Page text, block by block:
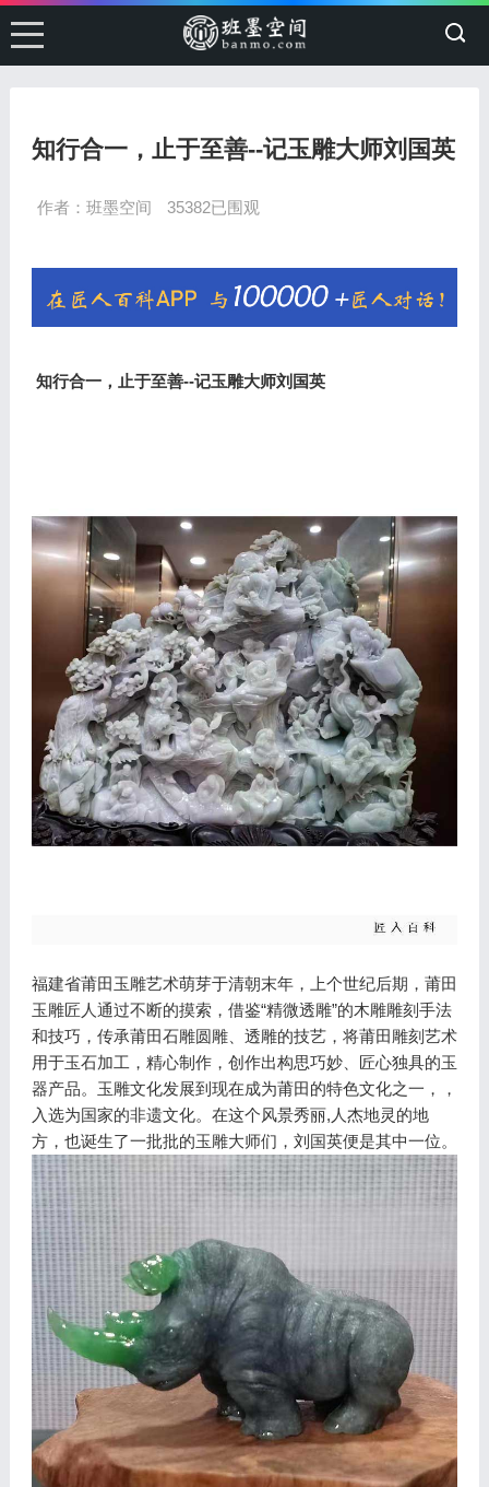
知行合一，止于至善--记玉雕大师刘国英
作者：班墨空间 35382已围观
知行合一，止于至善--记玉雕大师刘国英
福建省莆田玉雕艺术萌芽于清朝末年，上个世纪后期，莆田
玉雕匠人通过不断的摸索，借鉴“精微透雕”的木雕雕刻手法
和技巧，传承莆田石雕圆雕、透雕的技艺，将莆田雕刻艺术
用于玉石加工，精心制作，创作出构思巧妙、匠心独具的玉
器产品。玉雕文化发展到现在成为莆田的特色文化之一，，
入选为国家的非遗文化。在这个风景秀丽,人杰地灵的地
方，也诞生了一批批的玉雕大师们，刘国英便是其中一位。